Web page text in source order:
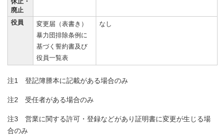
廃止
役員
変更届（表書き）
暴力団排除条例に
基づく誓約書及び
役員一覧表
なし
注1 登記簿謄本に記載がある場合のみ
注2 受任者がある場合のみ
注3 営業に関する許可・登録などがあり証明書に変更が生じる場
合のみ